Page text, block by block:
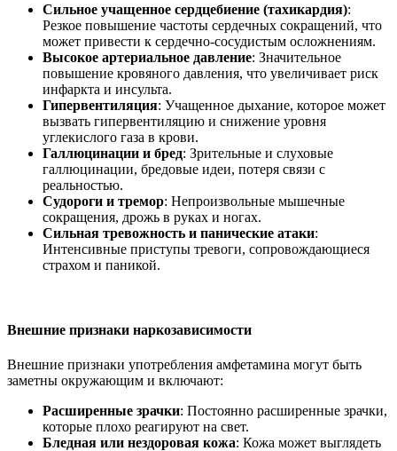
Сильное учащенное сердцебиение (тахикардия):
Резкое повышение частоты сердечных сокращений, что
может привести к сердечно-сосудистым осложнениям.
Высокое артериальное давление: Значительное
повышение кровяного давления, что увеличивает риск
инфаркта и инсульта.
Гипервентиляция: Учащенное дыхание, которое может
вызвать гипервентиляцию и снижение уровня
углекислого газа в крови.
Галлюцинации и бред: Зрительные и слуховые
галлюцинации, бредовые идеи, потеря связи с
реальностью.
Судороги и тремор: Непроизвольные мышечные
сокращения, дрожь в руках и ногах.
Сильная тревожность и панические атаки:
Интенсивные приступы тревоги, сопровождающиеся
страхом и паникой.
Внешние признаки наркозависимости
Внешние признаки употребления амфетамина могут быть
заметны окружающим и включают:
Расширенные зрачки: Постоянно расширенные зрачки,
которые плохо реагируют на свет.
Бледная или нездоровая кожа: Кожа может выглядеть